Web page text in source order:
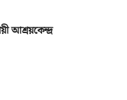
আশ্রয়কেন্দ্র